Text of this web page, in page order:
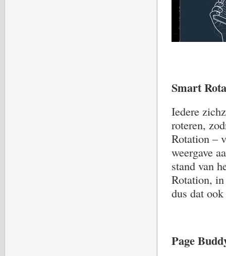
Smart
Iedere
roteren,
Rotation –
weergave
stand van
Rotation,
dus dat
Page